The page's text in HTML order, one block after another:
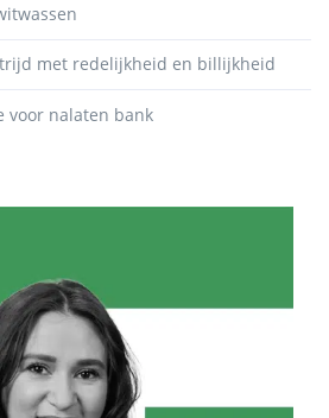
met redelijkheid en billijkheid
voor nalaten bank